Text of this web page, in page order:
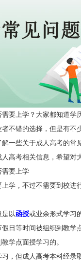
要上学？大家都知道学
者不错的选择，但是有不
一些关于成人高考的常
高考相关信息，希望对
需要上学
学，不过不需要到校进
以函授或业余形式学习
日等时间被组织到教学
学点面授学习的。
，但成人高考本科经录